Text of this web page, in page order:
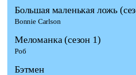
Большая маленькая ложь
Bonnie Carlson
Меломанка(сезон 1)
Роб
Бэтмен